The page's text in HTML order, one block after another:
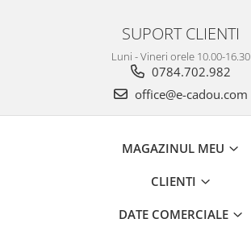
SUPORT CLIENTI
Luni - Vineri orele 10.00-16.30
0784.702.982
office@e-cadou.com
MAGAZINUL MEU
CLIENTI
DATE COMERCIALE